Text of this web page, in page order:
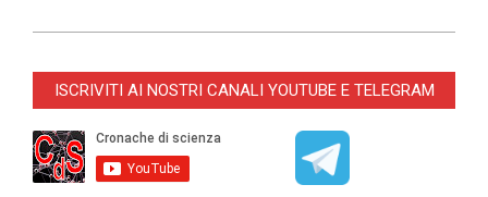
03-
ISCRIVITI AI NOSTRI CANALI YOUTUBE E TELEGRAM